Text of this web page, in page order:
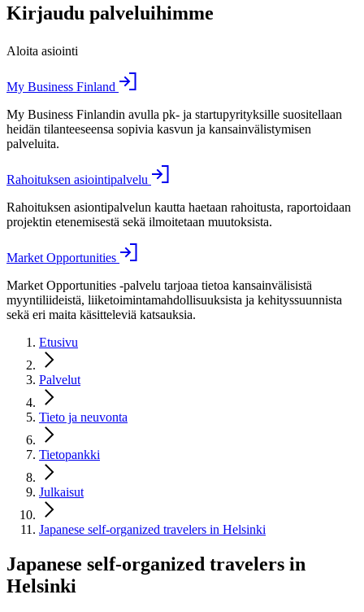
Kirjaudu palveluihimme
Aloita asiointi
My Business Finland
My Business Finlandin avulla pk- ja startupyrityksille suositellaan
heidän tilanteeseensa sopivia kasvun ja kansainvälistymisen
palveluita.
Rahoituksen asiointipalvelu
Rahoituksen asiontipalvelun kautta haetaan rahoitusta, raportoidaan
projektin etenemisestä sekä ilmoitetaan muutoksista.
Market Opportunities
Market Opportunities -palvelu tarjoaa tietoa kansainvälisistä
myyntiliideistä, liiketoimintamahdollisuuksista ja kehityssuunnista
sekä eri maita käsitteleviä katsauksia.
Etusivu
Palvelut
Tieto ja neuvonta
Tietopankki
Julkaisut
Japanese self-organized travelers in Helsinki
Japanese self-organized travelers in
Helsinki